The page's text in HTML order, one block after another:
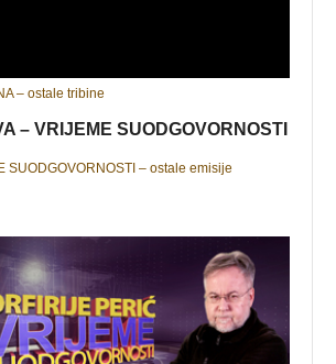
– ostale tribine
– VRIJEME SUODGOVORNOSTI
SUODGOVORNOSTI – ostale emisije